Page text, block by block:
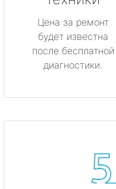
Цена за ремонт
будет известна
после бесплатной
диагностики.